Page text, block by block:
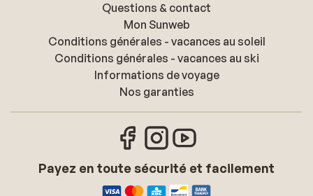
Questions & contact
Mon Sunweb
Conditions générales - vacances au soleil
Conditions générales - vacances au ski
Informations de voyage
Nos garanties
Payez en toute sécurité et facilement